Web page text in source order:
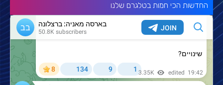
החדשות הכי חמות בטלגרם שלנו